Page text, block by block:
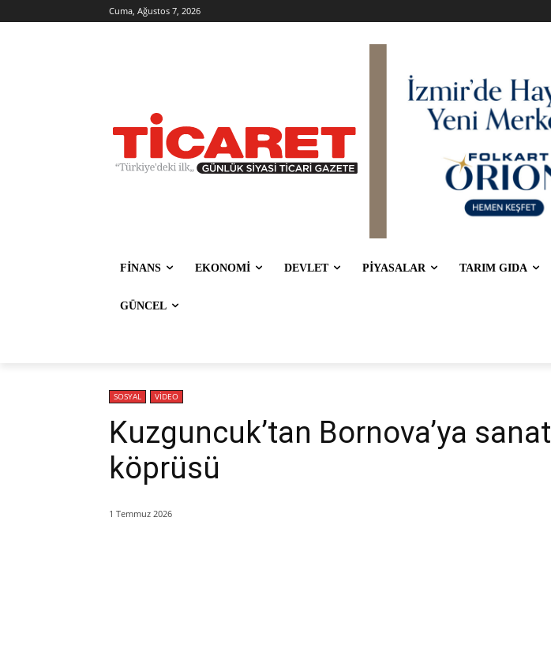
Cuma, Ağustos 7, 2026
FİNANS EKONOMİ DEVLET PİYASALAR TARIM GIDA
GÜNCEL
SOSYAL VİDEO
Kuzguncuk’tan Bornova’ya sanat
köprüsü
1 Temmuz 2026